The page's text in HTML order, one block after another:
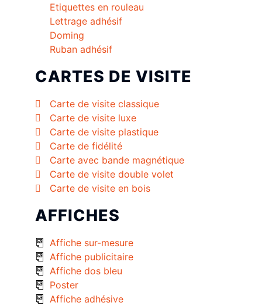
Etiquettes en rouleau
Lettrage adhésif
Doming
Ruban adhésif
CARTES DE VISITE
Carte de visite classique
Carte de visite luxe
Carte de visite plastique
Carte de fidélité
Carte avec bande magnétique
Carte de visite double volet
Carte de visite en bois
AFFICHES
Affiche sur-mesure
Affiche publicitaire
Affiche dos bleu
Poster
Affiche adhésive